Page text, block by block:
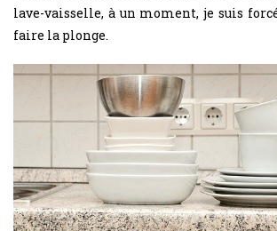
lave-vaisselle, à un moment, je suis
faire la plonge.